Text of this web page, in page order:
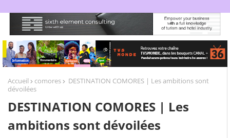
Retrouvez votre chaîne @TV5MONDE, dans les bouquets CANAL+ 36 . Fandaharam-potoana tsara indrindra ho anareo!
Accueil comores
DESTINATION COMORES | Les ambitions sont
dévoilées
DESTINATION COMORES | Les
ambitions sont dévoilées